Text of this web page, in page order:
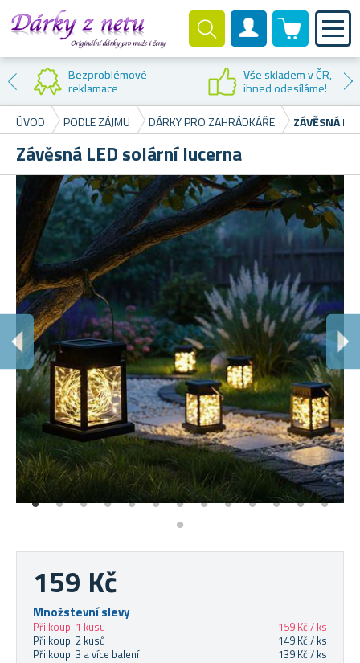
Zákaznický účet
0 produktů
Bezproblémové
reklamace
Vše skladem v ČR,
ihned odesíláme!
ÚVOD
PODLE ZÁJMU DÁRKY PRO ZAHRÁDKÁŘE ZÁVĚSNÁ
Závěsná LED solární lucerna
159 Kč
Množstevní slevy
Při koupi 1 kusu
159 Kč / ks
Při koupi 2 kusů
149 Kč / ks
Při koupi 3 a více balení
139 Kč / ks